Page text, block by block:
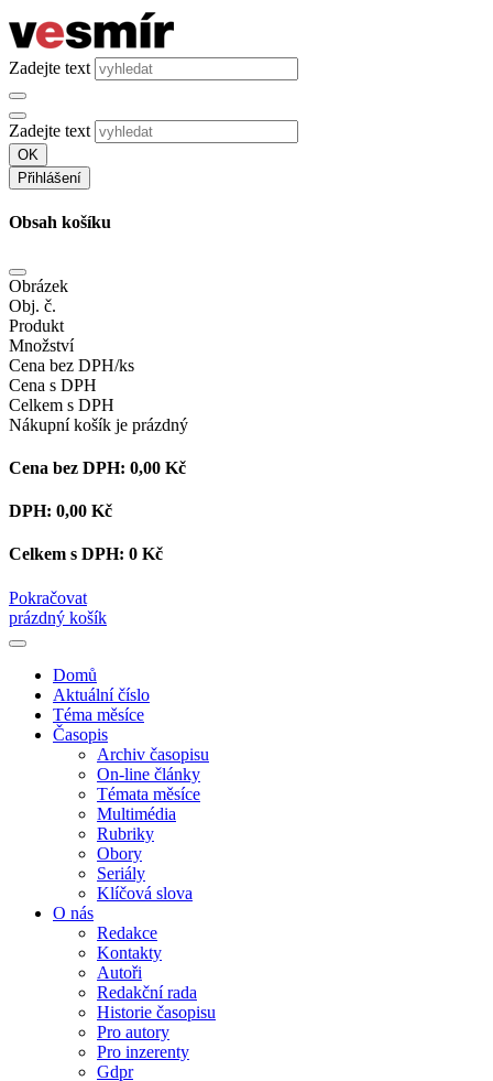
Zadejte text
Zadejte text
OK
Přihlášení
Obsah košíku
Obrázek
Obj. č.
Produkt
Množství
Cena bez DPH/ks
Cena s DPH
Celkem s DPH
Nákupní košík je prázdný
Cena bez DPH: 0,00 Kč
DPH: 0,00 Kč
Celkem s DPH: 0 Kč
Pokračovat
prázdný košík
Domů
Aktuální číslo
Téma měsíce
Časopis
Archiv časopisu
On-line články
Témata měsíce
Multimédia
Rubriky
Obory
Seriály
Klíčová slova
O nás
Redakce
Kontakty
Autoři
Redakční rada
Historie časopisu
Pro autory
Pro inzerenty
Gdpr